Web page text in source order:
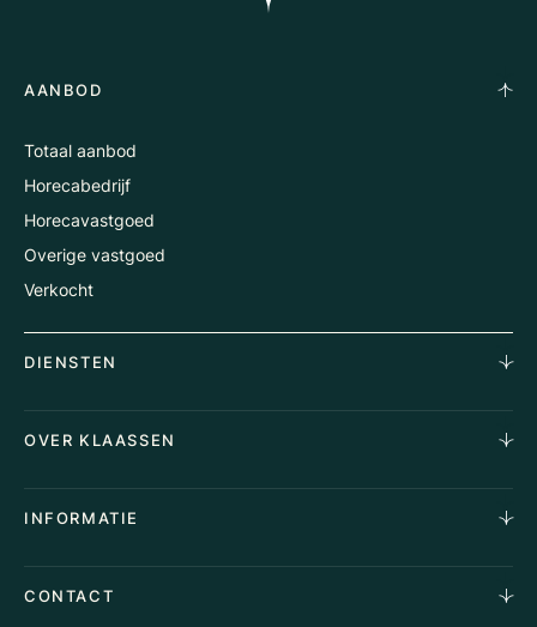
AANBOD
Totaal aanbod
Horecabedrijf
Horecavastgoed
Overige vastgoed
Verkocht
DIENSTEN
Aankoopopdracht
Stille verkoop
Taxaties
Advies
OVER KLAASSEN
Waarom Klaassen
Vacatures
INFORMATIE
CONTACT